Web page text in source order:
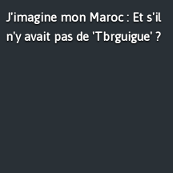
J'imagine mon Maroc : Et s'il
n'y avait pas de 'Tbrguigue' ?